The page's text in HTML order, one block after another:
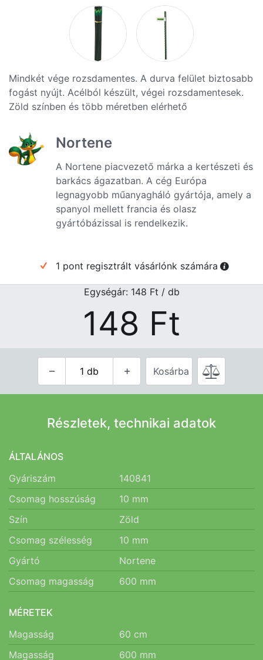
Mindkét vége rozsdamentes. A durva felület biztosabb
fogást nyújt. Acélból készült, végei rozsdamentesek.
Zöld színben és több méretben elérhető
Nortene
A Nortene piacvezető márka a kertészeti és
barkács ágazatban. A cég Európa
legnagyobb műanyagháló gyártója, amely a
spanyol mellett francia és olasz
gyártóbázissal is rendelkezik.
1 pont regisztrált vásárlónk számára
Egységár: 148 Ft / db
148 Ft
Kosárba
Részletek, technikai adatok
ÁLTALÁNOS
Gyáriszám
140841
Csomag hosszúság
10 mm
Szín
Zöld
Csomag szélesség
10 mm
Gyártó
Nortene
Csomag magasság
600 mm
MÉRETEK
Magasság
60 cm
Magasság
600 mm